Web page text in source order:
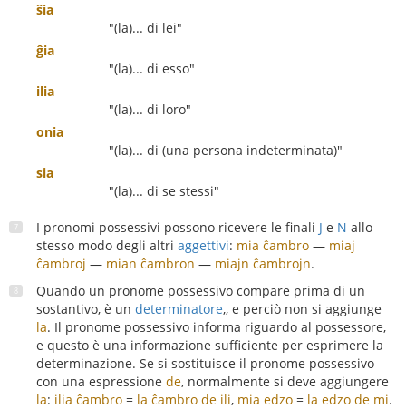
ŝia
"(la)... di lei"
ĝia
"(la)... di esso"
ilia
"(la)... di loro"
onia
"(la)... di (una persona indeterminata)"
sia
"(la)... di se stessi"
I pronomi possessivi possono ricevere le finali J e N allo
stesso modo degli altri aggettivi: mia ĉambro — miaj
ĉambroj — mian ĉambron — miajn ĉambrojn.
Quando un pronome possessivo compare prima di un
sostantivo, è un determinatore,, e perciò non si aggiunge
la. Il pronome possessivo informa riguardo al possessore,
e questo è una informazione sufficiente per esprimere la
determinazione. Se si sostituisce il pronome possessivo
con una espressione de, normalmente si deve aggiungere
la: ilia ĉambro = la ĉambro de ili, mia edzo = la edzo de mi.